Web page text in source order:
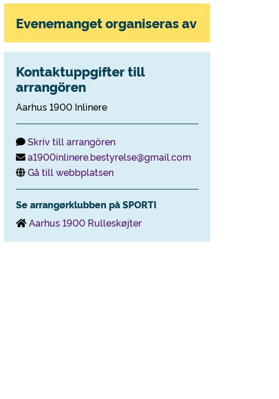
Evenemanget organiseras av
Kontaktuppgifter till
arrangören
Aarhus 1900 Inlinere
Skriv till arrangören
a1900inlinere.bestyrelse@gmail.com
Gå till webbplatsen
Se arrangørklubben på SPORTI
Aarhus 1900 Rulleskøjter